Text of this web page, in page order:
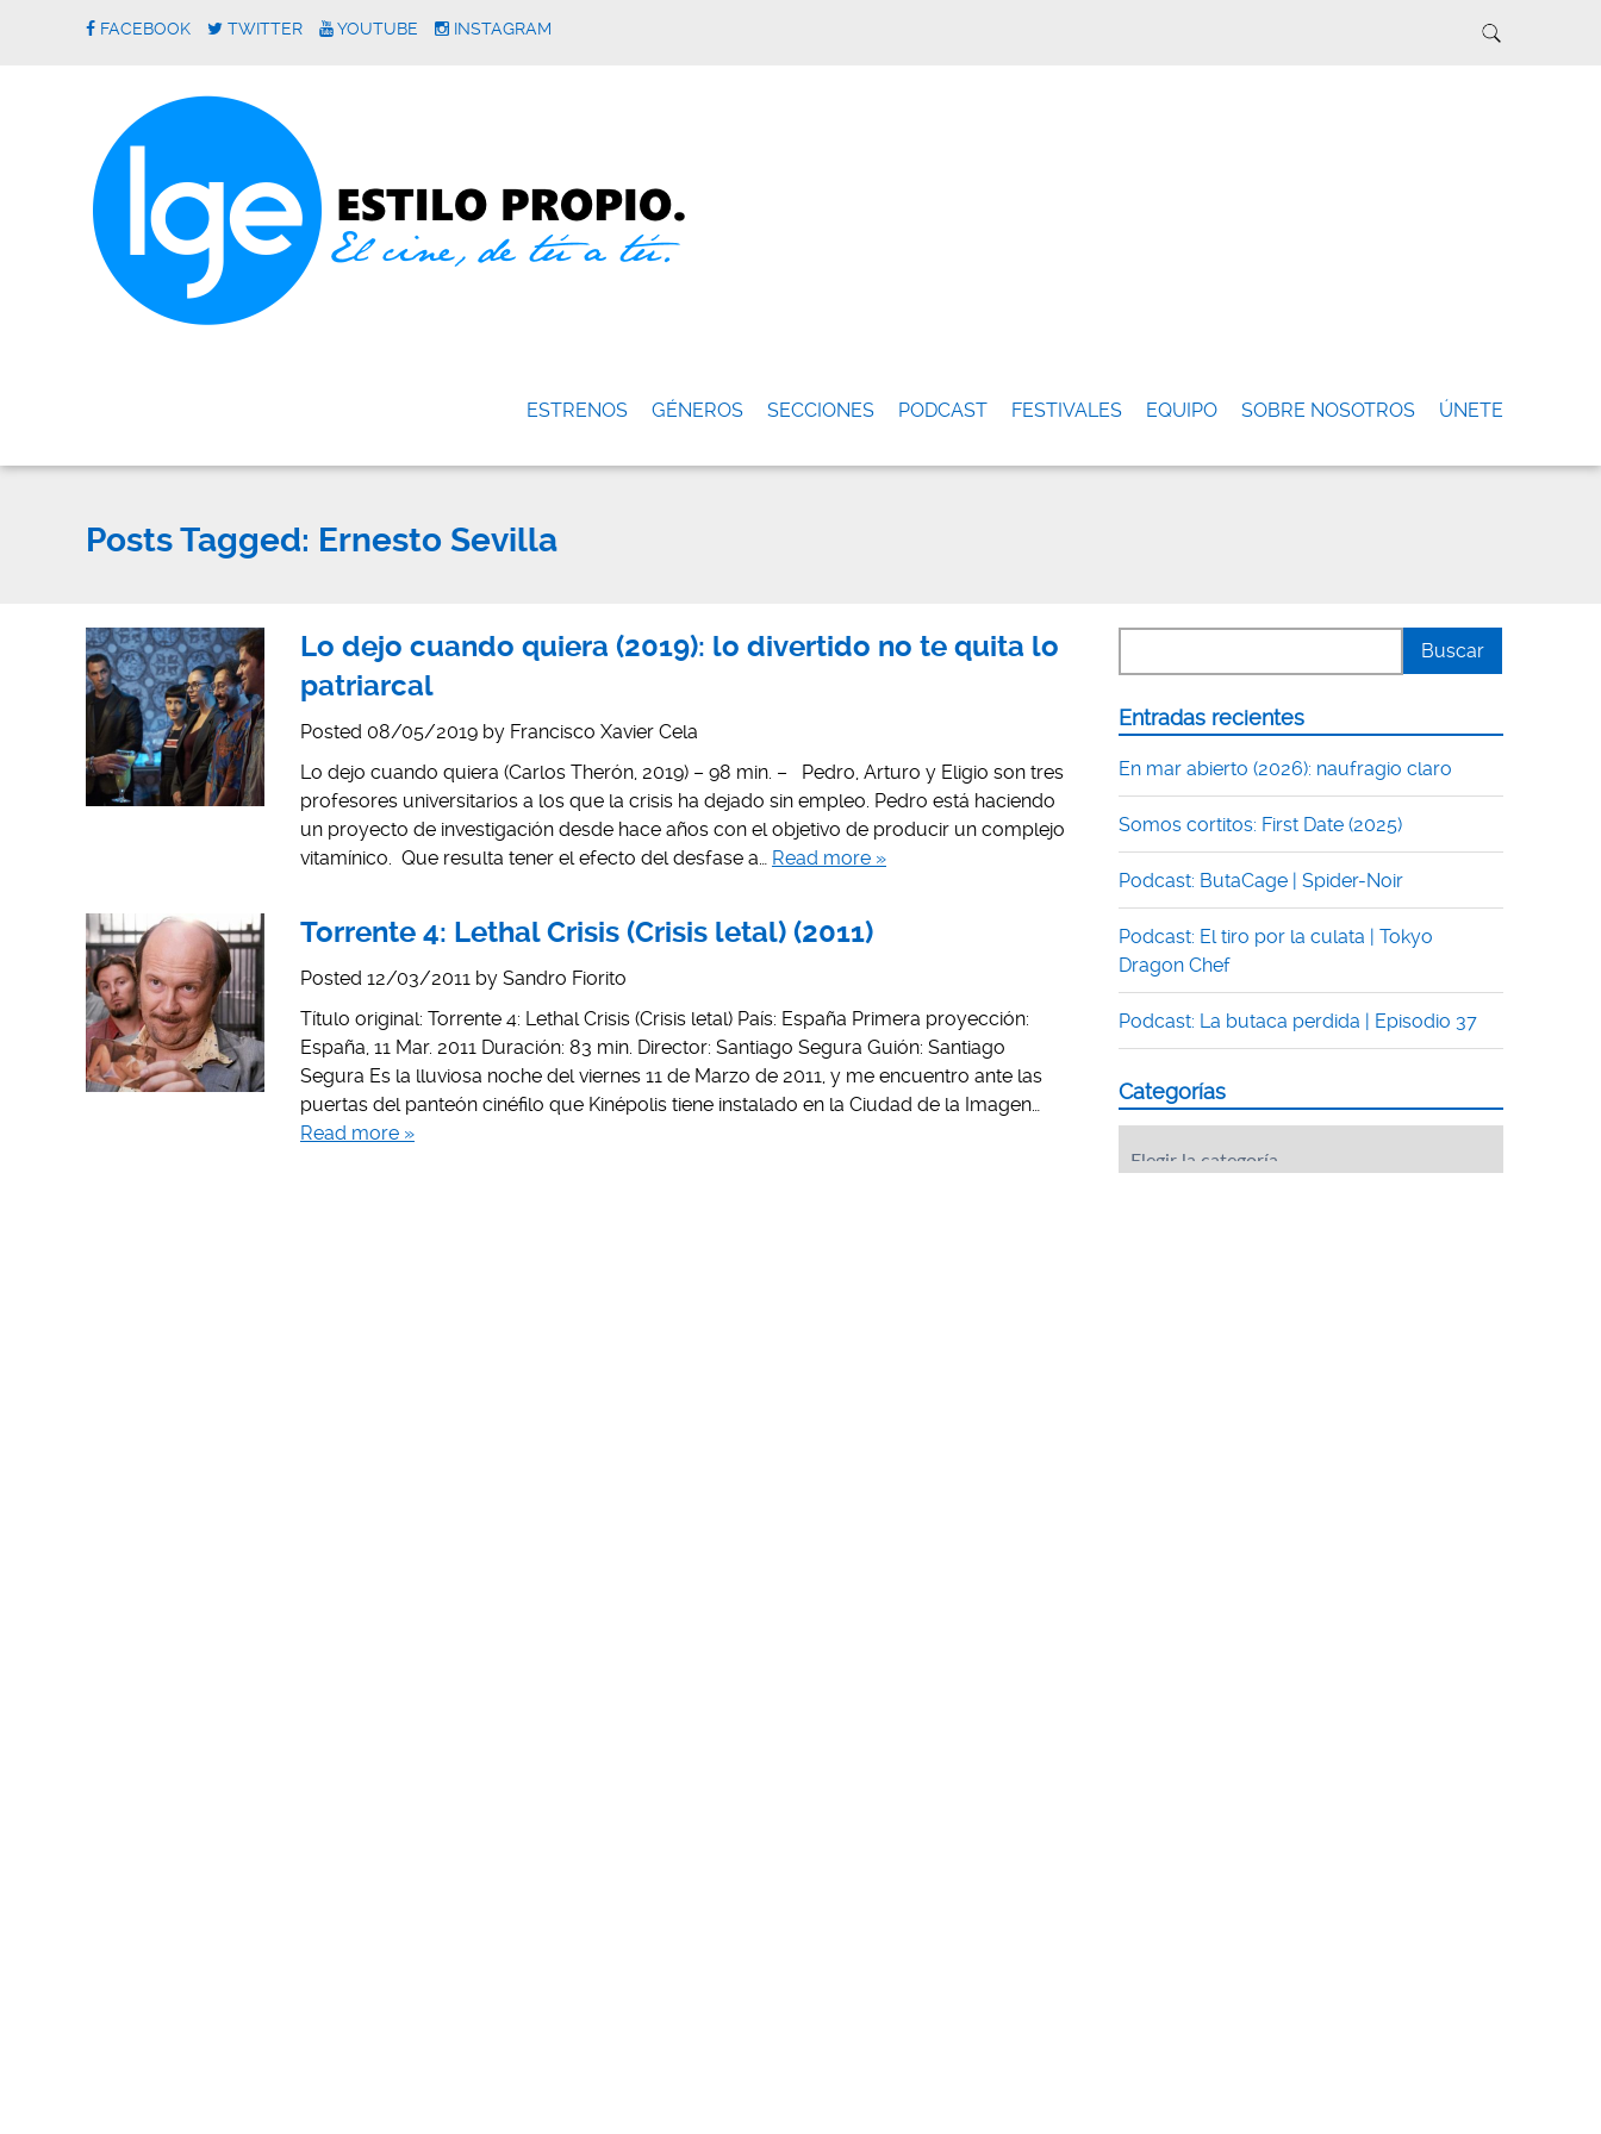
FACEBOOK TWITTER YOUTUBE INSTAGRAM
ESTRENOS GÉNEROS SECCIONES PODCAST FESTIVALES EQUIPO SOBRE NOSOTROS ÚNETE
Posts Tagged: Ernesto Sevilla
Lo dejo cuando quiera (2019): lo divertido no te quita lo
patriarcal
Posted 08/05/2019 by Francisco Xavier Cela
Lo dejo cuando quiera (Carlos Therón, 2019) – 98 min. – Pedro, Arturo y Eligio son tres
profesores universitarios a los que la crisis ha dejado sin empleo. Pedro está haciendo
un proyecto de investigación desde hace años con el objetivo de producir un complejo
vitamínico. Que resulta tener el efecto del desfase a… Read more »
Torrente 4: Lethal Crisis (Crisis letal) (2011)
Posted 12/03/2011 by Sandro Fiorito
Título original: Torrente 4: Lethal Crisis (Crisis letal) País: España Primera proyección:
España, 11 Mar. 2011 Duración: 83 min. Director: Santiago Segura Guión: Santiago
Segura Es la lluviosa noche del viernes 11 de Marzo de 2011, y me encuentro ante las
puertas del panteón cinéfilo que Kinépolis tiene instalado en la Ciudad de la Imagen…
Read more »
Entradas recientes
En mar abierto (2026): naufragio claro
Somos cortitos: First Date (2025)
Podcast: ButaCage | Spider-Noir
Podcast: El tiro por la culata | Tokyo
Dragon Chef
Podcast: La butaca perdida | Episodio 37
Categorías